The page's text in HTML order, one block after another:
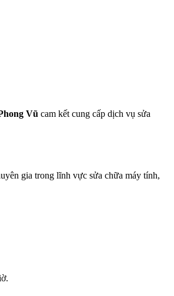
Vũ cam kết cung cấp dịch vụ sửa
gia trong lĩnh vực sửa chữa máy tính,